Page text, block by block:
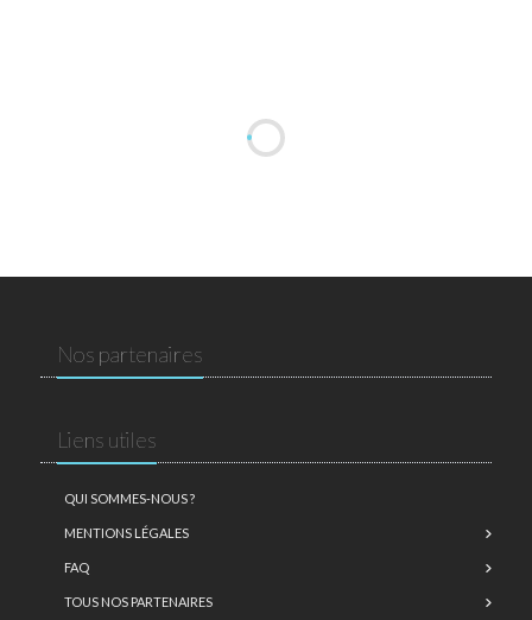
Nos partenaires
Liens utiles
QUI SOMMES-NOUS ?
MENTIONS LÉGALES
FAQ
TOUS NOS PARTENAIRES